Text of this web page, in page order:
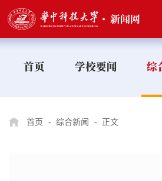
首页 学校要闻 综
首页 - 综合新闻 - 正文